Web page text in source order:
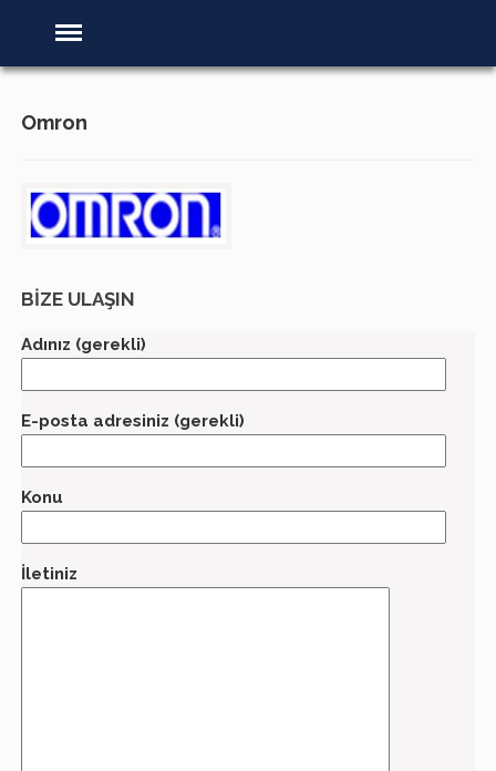
Omron
BİZE ULAŞIN
Adınız (gerekli)
E-posta adresiniz (gerekli)
Konu
İletiniz